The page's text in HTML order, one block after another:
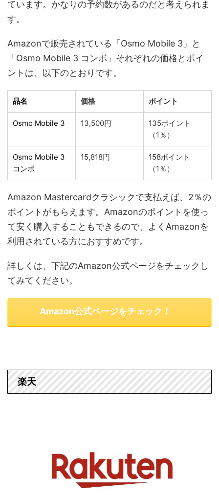
ています。かなりの予約数があるのだと考えられま
す。
Amazonで販売されている「Osmo Mobile 3」と
「Osmo Mobile 3 コンボ」それぞれの価格とポイ
ントは、以下のとおりです。
品名 価格 ポイント
Osmo Mobile 3 13,500円
135ポイント
（1％）
Osmo Mobile 3
コンボ
15,818円
158ポイント
（1％）
Amazon Mastercardクラシックで支払えば、2％の
ポイントがもらえます。Amazonのポイントを使っ
て安く購入することもできるので、よくAmazonを
利用されている方におすすめです。
詳しくは、下記のAmazon公式ページをチェックし
てみてください。
Amazon公式ページをチェック！
楽天